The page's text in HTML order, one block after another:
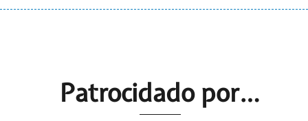
Patrocidado por…